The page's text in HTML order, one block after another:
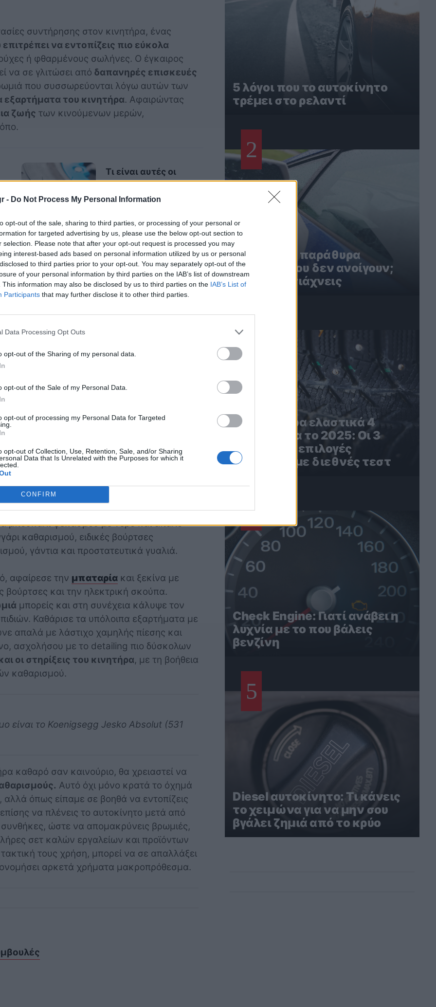
- Do Not Process My Personal Information
opt-out of the sale, sharing to third parties, or processing of your personal or
for targeted advertising by us, please use the below opt-out section to
selection. Please note that after your opt-out request is processed you may
interest-based ads based on personal information utilized by us or personal
to third parties prior to your opt-out. You may separately opt-out of the
of your personal information by third parties on the IAB’s list of downstream
This information may also be disclosed by us to third parties on the IAB’s List of
Participants that may further disclose it to other third parties.
Data Processing Opt Outs
opt-out of the Sharing of my personal data.
opt-out of the Sale of my Personal Data.
opt-out of processing my Personal Data for Targeted
opt-out of Collection, Use, Retention, Sale, and/or Sharing
Data that Is Unrelated with the Purposes for which it
CONFIRM
συντήρησης στον κινητήρα, ένας
να εντοπίζεις πιο εύκολα
ή φθαρμένους σωλήνες. Ο έγκαιρος
να σε γλιτώσει από δαπανηρές επισκευές
που συσσωρεύονται λόγω αυτών των
εξαρτήματα του κινητήρα. Αφαιρώντας
ζωής των κινούμενων μερών,
Τι είναι αυτές οι
μικρές «τρίχες» από
καουτσούκ στα
αυτοκινήτων;
σημαίνει επίσης ότι δεν θα λερώνεις
τσεκάρεις το λάδι ή συμπληρώνεις υγρά.
αυτοκίνητό σου, ένας καθαρός κινητήρας
αυτό υποδηλώνει πως ο προηγούμενος
σε σχέση με ένα που είναι γεμάτο
τον χώρο του
ζημιές
από το καπό, θυμήσου τα παρακάτω: Οι
και τα πλαστικά μέρη είναι
προσοχή. Πριν ξεκινήσεις, συγκέντρωσε τα
μπουκάλι ψεκασμού με νερό και απαλό
καθαρισμού, ειδικές βούρτσες
γάντια και προστατευτικά γυαλιά.
αφαίρεσε την μπαταρίακαι ξεκίνα με
βούρτσες και την ηλεκτρική σκούπα.
μπορείς και στη συνέχεια κάλυψε τον
Καθάρισε τα υπόλοιπα εξαρτήματα με
απαλά με λάστιχο χαμηλής πίεσης και
ασχολήσου με το detailing πιο δύσκολων
οι στηρίξεις του κινητήρα, με τη βοήθεια
καθαρισμού.
είναι το Koenigsegg Jesko Absolut (531
καθαρό σαν καινούριο, θα χρειαστεί να
Αυτό όχι μόνο κρατά το όχημά
, αλλά όπως είπαμε σε βοηθά να εντοπίζεις
να πλένεις το αυτοκίνητο μετά από
ώστε να απομακρύνεις βρωμιές,
σετ καλών εργαλείων και προϊόντων
τους χρήση, μπορεί να σε απαλλάξει
αρκετά χρήματα μακροπρόθεσμα.
5 λόγοι που το αυτοκίνητο
τρέμει στο ρελαντί
2
Ηλεκτρικά παράθυρα
αυτοκινήτου δεν ανοίγουν;
Έτσι τα φτιάχνεις
Τα καλύτερα ελαστικά 4
εποχών για το 2025: Οι 3
καλύτερες επιλογές
σύμφωνα με διεθνές τεστ
4
Check Engine: Γιατί ανάβει η
λυχνία με το που βάλεις
βενζίνη
5
Diesel αυτοκίνητο: Τι κάνεις
το χειμώνα για να μην σου
βγάλει ζημιά από το κρύο